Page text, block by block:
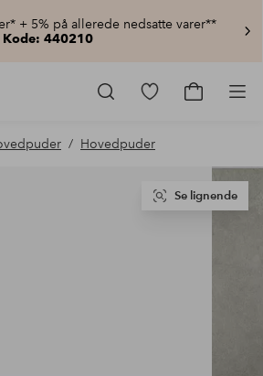
+ 5% på allerede nedsatte varer**
Kode: 440210
Gå
produkter
Gå
Hovedpuder
Se lignende